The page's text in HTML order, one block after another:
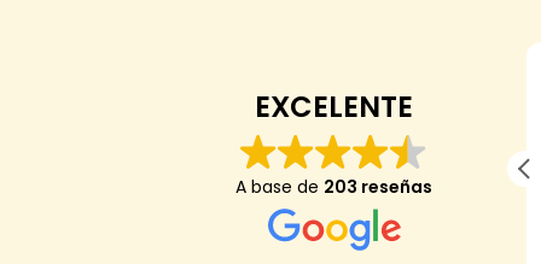
EXCELENTE
A base de 203 reseñas
Anaïs Darder
Mi hijo de 7 anos dice: "me ha encantado,
encontrado una tienda que tenga el mejor